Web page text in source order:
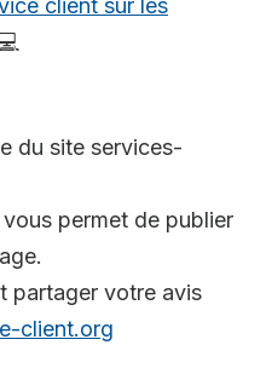
client sur les
💻
du site services-
permet de publier
partager votre avis
client.org